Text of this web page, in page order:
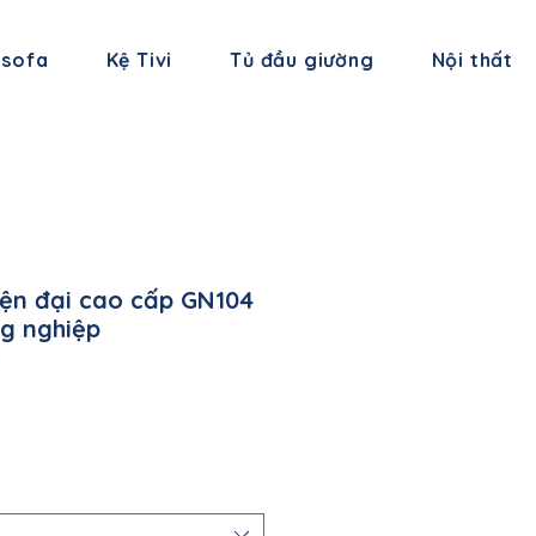
Kệ Tivi Tủ đầu giường Nội thất
đại cao cấp GN104
nghiệp